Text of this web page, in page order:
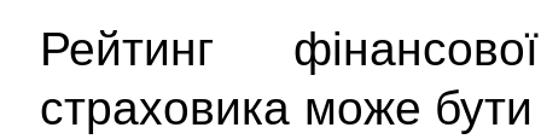
Рейтинг
страховика може